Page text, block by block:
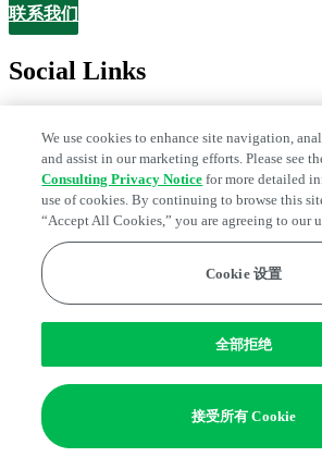
Contact
联系我们
Social Links
Edge Strategy® is a registered trademark of
© 2026 L.E.K. Consulting
We use cookies to enhance site navigation,
and assist in our marketing efforts. Please see
Consulting Privacy Notice for more detailed
use of cookies. By continuing to browse this
“Accept All Cookies,” you are agreeing to our
Cookie 设置
全部拒绝
接受所有 Cookie